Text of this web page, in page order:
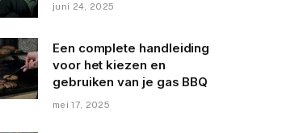
juni 24, 2025
Een complete handleiding
voor het kiezen en
gebruiken van je gas BBQ
mei 17, 2025